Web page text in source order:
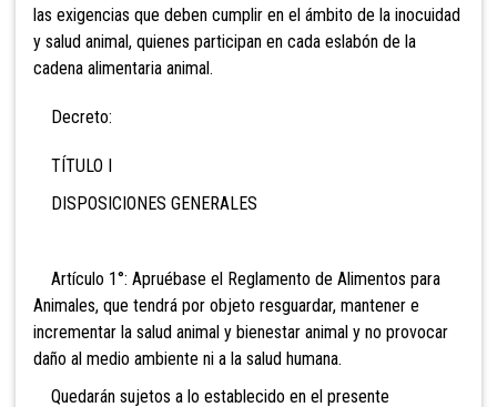
las exigencias que deben cumplir en el ámbito de la inocuidad
y salud animal, quienes participan en cada eslabón de la
cadena alimentaria animal.
Decreto:
TÍTULO I
DISPOSICIONES GENERALES
Artículo 1°: Apruébase el Reglamento de Alimentos para
Animales, que tendrá por objeto resguardar, mantener e
incrementar la salud animal y bienestar animal y no provocar
daño al medio ambiente ni a la salud humana.
Quedarán sujetos a lo establecido en el presente